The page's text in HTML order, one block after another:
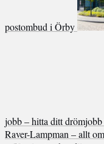
postombud i Örby
jobb – hitta ditt drömjobb
Raver-Lampman – allt